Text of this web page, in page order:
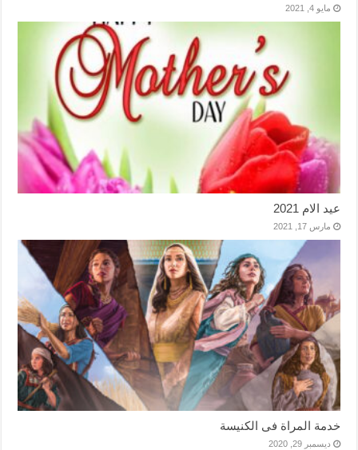
مايو 4, 2021
عيد الام 2021
مارس 17, 2021
خدمة المراة فى الكنيسة
ديسمبر 29, 2020